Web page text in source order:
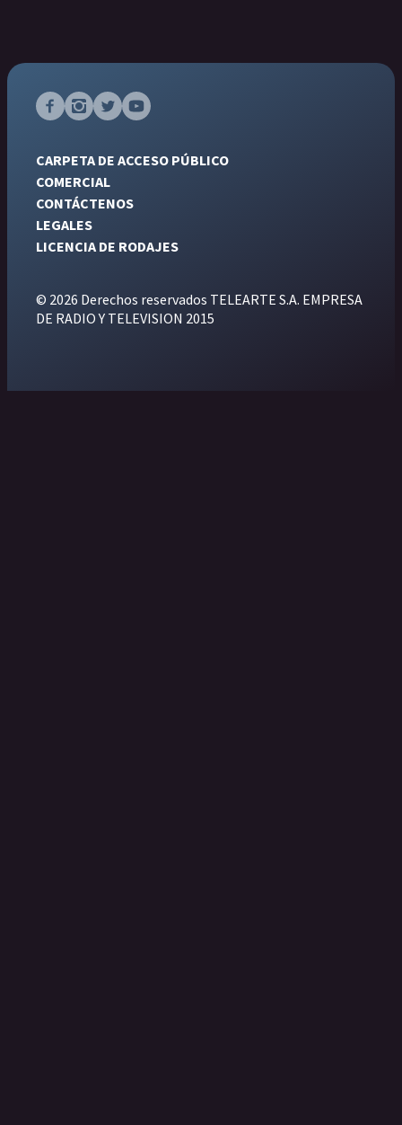
CARPETA DE ACCESO PÚBLICO
COMERCIAL
CONTÁCTENOS
LEGALES
LICENCIA DE RODAJES
© 2026 Derechos reservados TELEARTE S.A. EMPRESA
DE RADIO Y TELEVISION 2015